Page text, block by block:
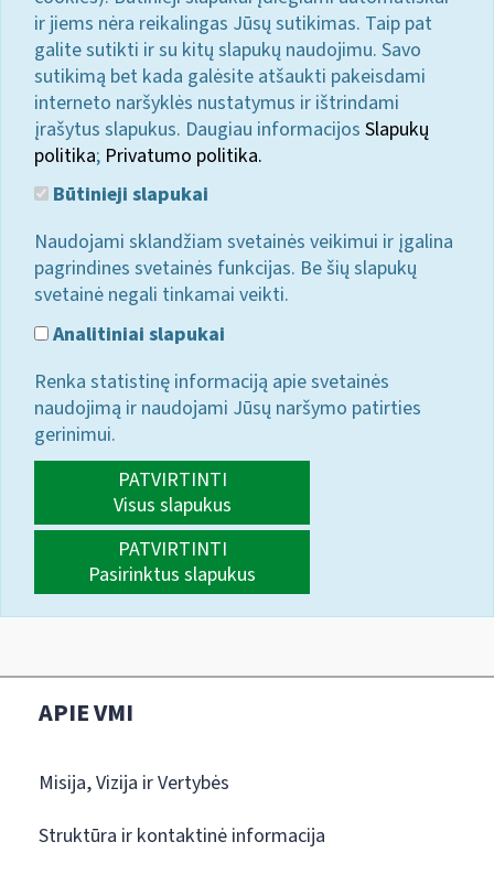
ir jiems nėra reikalingas Jūsų sutikimas. Taip pat
galite sutikti ir su kitų slapukų naudojimu. Savo
sutikimą bet kada galėsite atšaukti pakeisdami
interneto naršyklės nustatymus ir ištrindami
įrašytus slapukus. Daugiau informacijos Slapukų
politika; Privatumo politika.
Būtinieji slapukai
Naudojami sklandžiam svetainės veikimui ir įgalina
pagrindines svetainės funkcijas. Be šių slapukų
svetainė negali tinkamai veikti.
Analitiniai slapukai
Renka statistinę informaciją apie svetainės
naudojimą ir naudojami Jūsų naršymo patirties
gerinimui.
PATVIRTINTI
Visus slapukus
PATVIRTINTI
Pasirinktus slapukus
APIE VMI
Misija, Vizija ir Vertybės
Struktūra ir kontaktinė informacija